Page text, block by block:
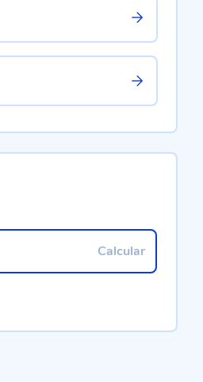
Calcular